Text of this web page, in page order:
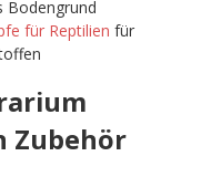
Bodengrund
für Reptilien für
Zubehör